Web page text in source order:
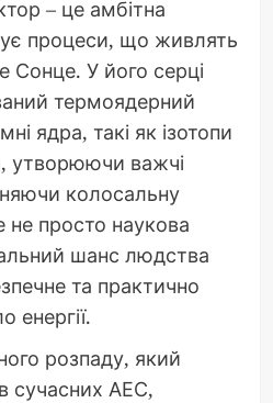
– це амбітна
процеси, що живлять
Сонце. У його серці
термоядерний
ядра, такі як ізотопи
утворюючи важчі
колосальну
не просто наукова
шанс людства
та практично
енергії.
розпаду, який
сучасних АЕС,